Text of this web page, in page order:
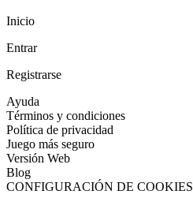
Inicio
Entrar
Registrarse
Ayuda
Términos y condiciones
Política de privacidad
Juego más seguro
Versión Web
Blog
CONFIGURACIÓN DE COOKIES